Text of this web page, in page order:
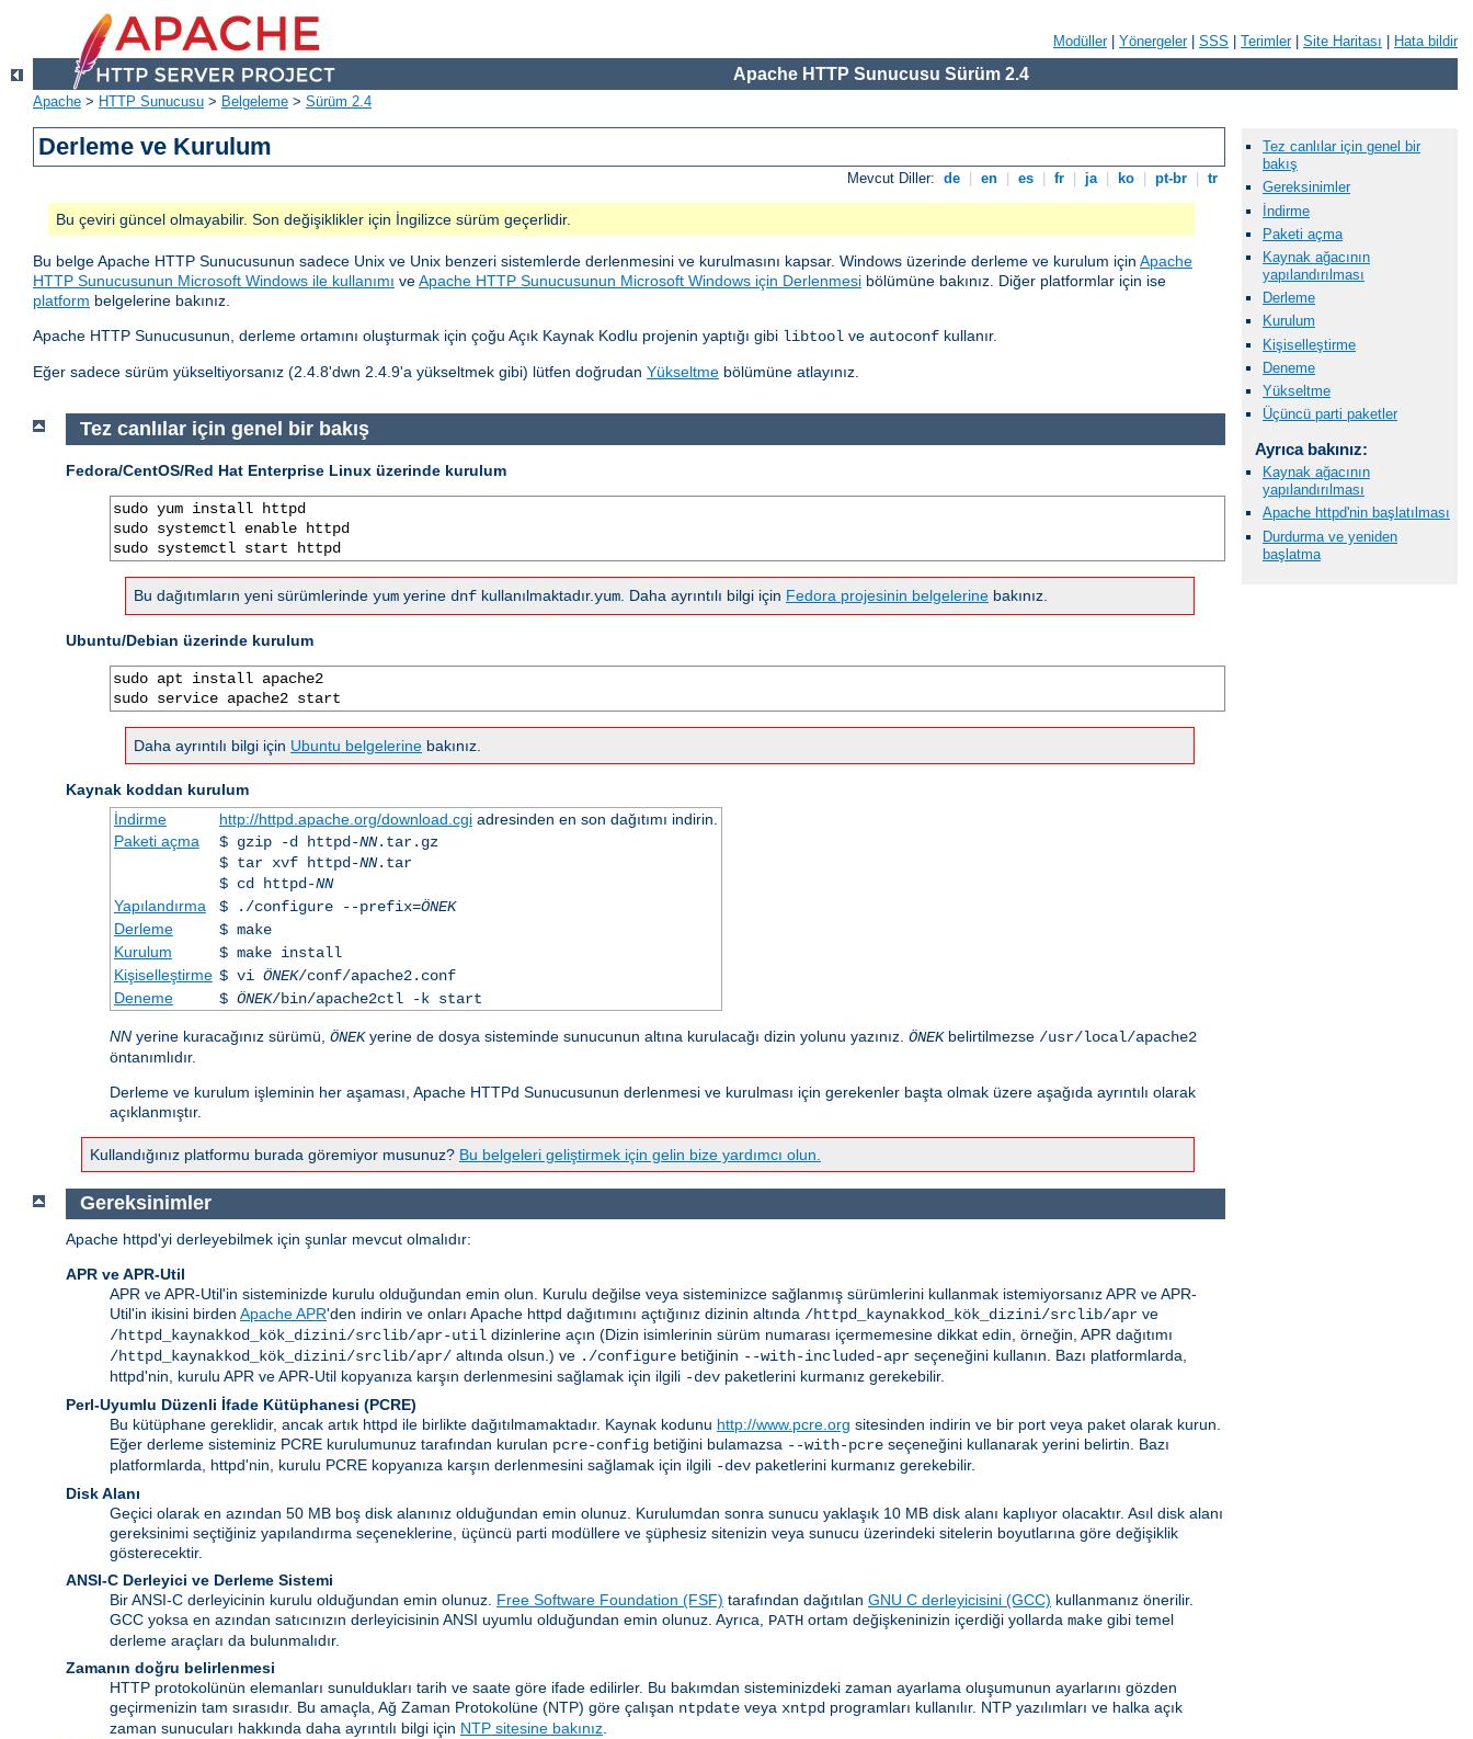
Modüller| Yönergeler| SSS Terimler| Site Haritası Hata bildir
Apache HTTP Sunucusu Sürüm 2.4
Apache > HTTP Sunucusu > Belgeleme > Sürüm 2.4
Derleme ve Kurulum
Mevcut Diller: de en es fr ja ko pt-br tr
Bu çeviri güncel olmayabilir. Son değişiklikler için İngilizce sürüm geçerlidir.
Bu belge Apache HTTP Sunucusunun sadece Unix ve Unix benzeri sistemlerde derlenmesini ve kurulmasını kapsar. Windows üzerinde derleme ve kurulum için Apache
HTTP Sunucusunun Microsoft Windows ile kullanımı veApache HTTP Sunucusunun Microsoft Windows için Derlenmesi bölümüne bakınız. Diğer platformlar için ise
platform belgelerine bakınız.
Apache HTTP Sunucusunun, derleme ortamını oluşturmak için çoğu Açık Kaynak Kodlu projenin yaptığı gibi libtool ve autoconf kullanır.
Eğer sadece sürüm yükseltiyorsanız (2.4.8'dwn 2.4.9'a yükseltmek gibi) lütfen doğrudan Yükseltme bölümüne atlayınız.
Tez canlılar için genel bir bakış
Fedora/CentOS/Red Hat Enterprise Linux üzerinde kurulum
sudo yum install httpd
sudo systemctl enable httpd
sudo systemctl start httpd
Bu dağıtımların yeni sürümlerinde yum yerine dnf kullanılmaktadır.yum . Daha ayrıntılı bilgi için Fedora projesinin belgelerine bakınız.
Ubuntu/Debian üzerinde kurulum
sudo apt install apache2
sudo service apache2 start
Daha ayrıntılı bilgi için Ubuntu belgelerine bakınız.
Kaynak koddan kurulum
İndirme
http://httpd.apache.org/download.cgiadresinden en son dağıtımı indirin.
Paketi açma
$ gzip -d httpd-NN.tar.gz
$ tar xvf httpd-NN.tar
$ cd httpd-NN
Yapılandırma
$ ./configure --prefix=ÖNEK
Derleme
$ make
Kurulum
$ make install
Kişiselleştirme $ vi ÖNEK/conf/apache2.conf
Deneme
$ ÖNEK/bin/apache2ctl -k start
NN yerine kuracağınız sürümü, ÖNEKyerine de dosya sisteminde sunucunun altına kurulacağı dizin yolunu yazınız. ÖNEKbelirtilmezse /usr/local/apache2
öntanımlıdır.
Derleme ve kurulum işleminin her aşaması, Apache HTTPd Sunucusunun derlenmesi ve kurulması için gerekenler başta olmak üzere aşağıda ayrıntılı olarak
açıklanmıştır.
Kullandığınız platformu burada göremiyor musunuz? Bu belgeleri geliştirmek için gelin bize yardımcı olun.
Gereksinimler
Apache httpd'yi derleyebilmek için şunlar mevcut olmalıdır:
APR ve APR-Util
APR ve APR-Util'in sisteminizde kurulu olduğundan emin olun. Kurulu değilse veya sisteminizce sağlanmış sürümlerini kullanmak istemiyorsanız APR ve APR-
Util'in ikisini birden Apache APR'den indirin ve onları Apache httpd dağıtımını açtığınız dizinin altında /httpd_kaynakkod_kök_dizini/srclib/apr ve
/httpd_kaynakkod_kök_dizini/srclib/apr-util dizinlerine açın (Dizin isimlerinin sürüm numarası içermemesine dikkat edin, örneğin, APR dağıtımı
/httpd_kaynakkod_kök_dizini/srclib/apr/ altında olsun.) ve ./configure betiğinin --with-included-apr seçeneğini kullanın. Bazı platformlarda,
httpd'nin, kurulu APR ve APR-Util kopyanıza karşın derlenmesini sağlamak için ilgili -dev paketlerini kurmanız gerekebilir.
Perl-Uyumlu Düzenli İfade Kütüphanesi (PCRE)
Bu kütüphane gereklidir, ancak artık httpd ile birlikte dağıtılmamaktadır. Kaynak kodunu http://www.pcre.org sitesinden indirin ve bir port veya paket olarak kurun.
Eğer derleme sisteminiz PCRE kurulumunuz tarafından kurulan pcre-config betiğini bulamazsa --with-pcre seçeneğini kullanarak yerini belirtin. Bazı
platformlarda, httpd'nin, kurulu PCRE kopyanıza karşın derlenmesini sağlamak için ilgili -dev paketlerini kurmanız gerekebilir.
Disk Alanı
Geçici olarak en azından 50 MB boş disk alanınız olduğundan emin olunuz. Kurulumdan sonra sunucu yaklaşık 10 MB disk alanı kaplıyor olacaktır. Asıl disk alanı
gereksinimi seçtiğiniz yapılandırma seçeneklerine, üçüncü parti modüllere ve şüphesiz sitenizin veya sunucu üzerindeki sitelerin boyutlarına göre değişiklik
gösterecektir.
ANSI-C Derleyici ve Derleme Sistemi
Bir ANSI-C derleyicinin kurulu olduğundan emin olunuz. Free Software Foundation (FSF) tarafından dağıtılan GNU C derleyicisini (GCC) kullanmanız önerilir.
GCC yoksa en azından satıcınızın derleyicisinin ANSI uyumlu olduğundan emin olunuz. Ayrıca, PATH ortam değişkeninizin içerdiği yollarda make gibi temel
derleme araçları da bulunmalıdır.
Zamanın doğru belirlenmesi
HTTP protokolünün elemanları sunuldukları tarih ve saate göre ifade edilirler. Bu bakımdan sisteminizdeki zaman ayarlama oluşumunun ayarlarını gözden
geçirmenizin tam sırasıdır. Bu amaçla, Ağ Zaman Protokolüne (NTP) göre çalışan ntpdate veya xntpd programları kullanılır. NTP yazılımları ve halka açık
zaman sunucuları hakkında daha ayrıntılı bilgi için NTP sitesine bakınız
Tez canlılar için genel bir
bakış
Gereksinimler
İndirme
Paketi açma
Kaynak ağacının
yapılandırılması
Derleme
Kurulum
Kişiselleştirme
Deneme
Yükseltme
Üçüncü parti paketler
Ayrıca bakınız:
Kaynak ağacının
yapılandırılması
Apache httpd'nin başlatılması
Durdurma ve yeniden
başlatma